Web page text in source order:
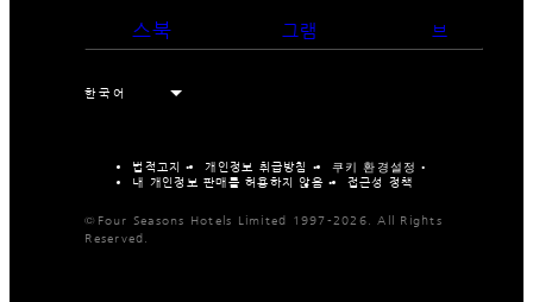
스북
그램 브
법적고지 개인정보 취급방침
쿠키 환경설정
내 개인정보 판매를 허용하지 않음
접근성 정책
©Four Seasons Hotels Limited 1997-2026. All Rights
Reserved.